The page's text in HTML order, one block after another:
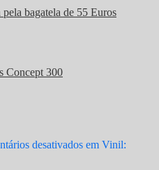
bagatela de 55 Euros
Concept 300
desativados em Vinil: